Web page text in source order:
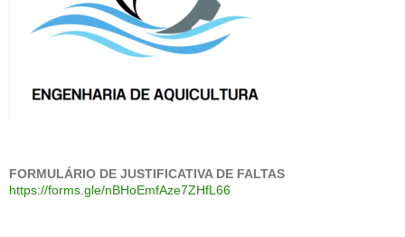
FORMULÁRIO DE JUSTIFICATIVA DE FALTAS
https://forms.gle/nBHoEmfAze7ZHfL66